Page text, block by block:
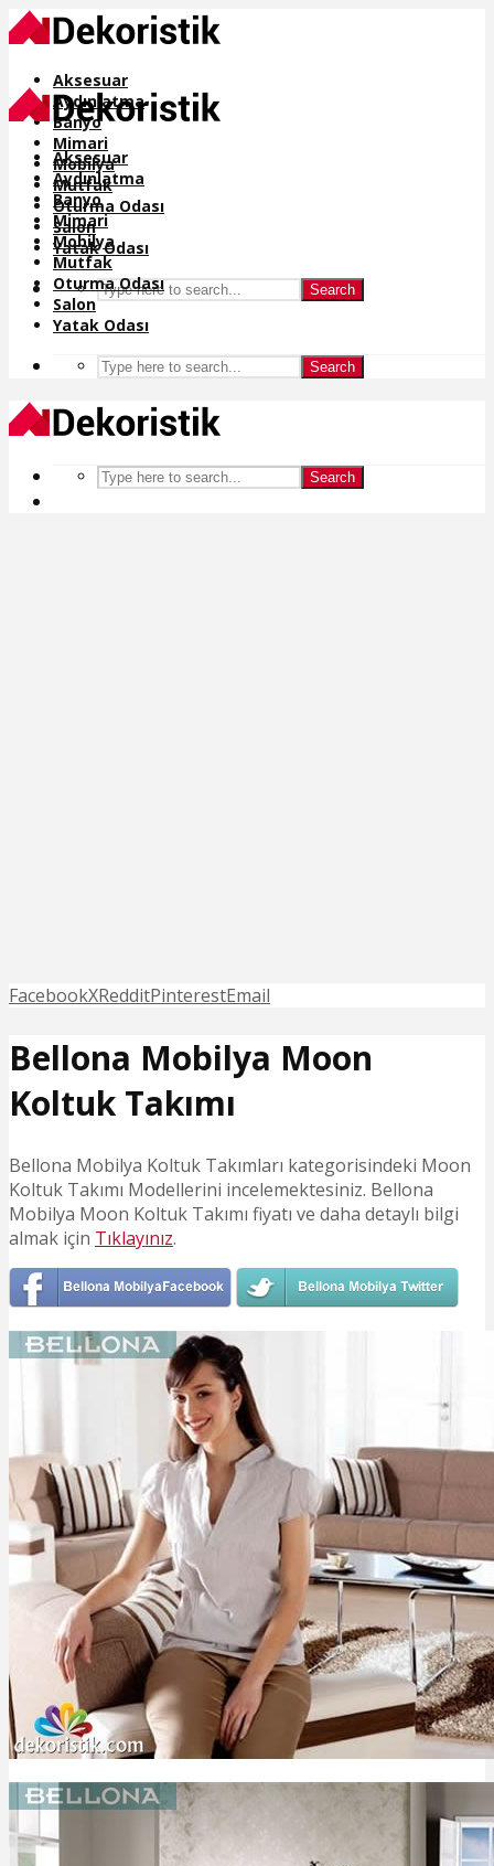
Aksesuar
Aydınlatma
Banyo
Mimari
Mobilya
Mutfak
Oturma Odası
Salon
Yatak Odası
Search
Aksesuar
Aydınlatma
Banyo
Mimari
Mobilya
Mutfak
Oturma Odası
Salon
Yatak Odası
Search
Search
FacebookXRedditPinterestEmail
Bellona Mobilya Moon
Koltuk Takımı
Bellona Mobilya Koltuk Takımları kategorisindeki Moon
Koltuk Takımı Modellerini incelemektesiniz. Bellona
Mobilya Moon Koltuk Takımı fiyatı ve daha detaylı bilgi
almak için Tıklayınız.